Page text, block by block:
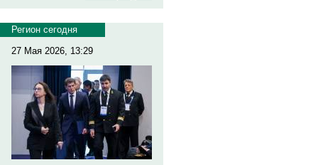
Регион сегодня
27 Мая 2026, 13:29